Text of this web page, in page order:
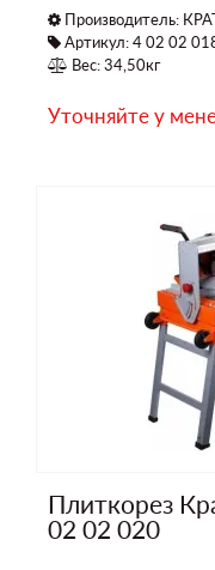
Производитель:
Артикул: 4 02 02
Вес: 34,50кг
Уточняйте у
Плиткорез
02 02 020